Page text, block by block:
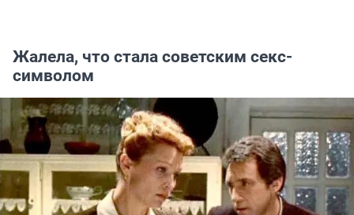
Жалела, что стала советским секс-
символом